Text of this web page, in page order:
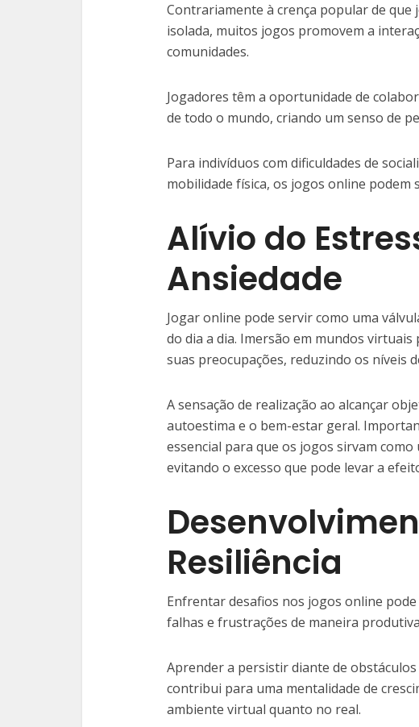
Contrariamente à crença popular de
isolada, muitos jogos promovem a
comunidades.
Jogadores têm a oportunidade de
de todo o mundo, criando um senso de
Para indivíduos com dificuldades de
mobilidade física, os jogos online podem
Alívio do
Ansiedade
Jogar online pode servir como uma
do dia a dia. Imersão em mundos
suas preocupações, reduzindo os níveis
A sensação de realização ao alcançar
autoestima e o bem-estar geral.
essencial para que os jogos sirvam
evitando o excesso que pode levar a
Resiliência
Enfrentar desafios nos jogos online
falhas e frustrações de maneira
Aprender a persistir diante de
contribui para uma mentalidade de
ambiente virtual quanto no real.